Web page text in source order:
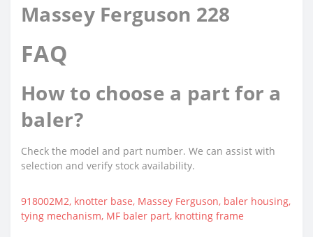
Massey Ferguson 228
FAQ
How to choose a part for a
baler?
Check the model and part number. We can assist with
selection and verify stock availability.
918002M2, knotter base, Massey Ferguson, baler housing,
tying mechanism, MF baler part, knotting frame